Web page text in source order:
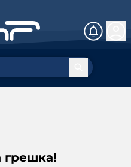
грешка!